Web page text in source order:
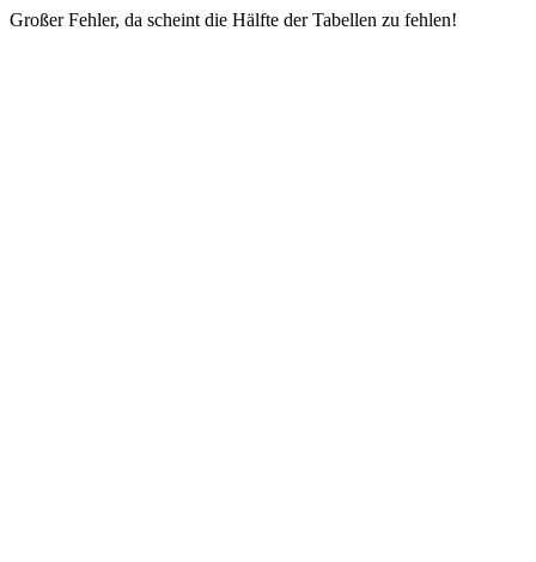
Großer Fehler, da scheint die Hälfte der Tabellen zu fehlen!